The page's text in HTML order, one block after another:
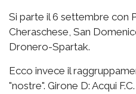
Si parte il 6 settembre con
Cheraschese, San
Dronero-Spartak.
Ecco invece il
"nostre". Girone D: Acqui